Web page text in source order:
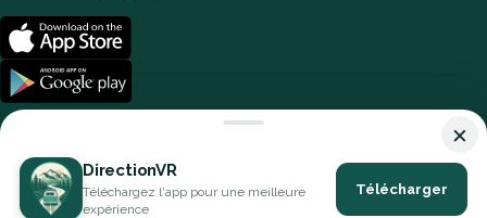
© 2026 DirectionVR. Tous droits réservés.
×
DirectionVR
Téléchargez l'app pour une meilleure
expérience
Télécharger